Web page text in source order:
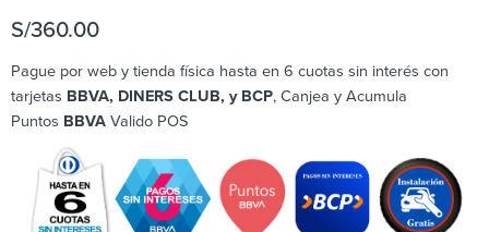
S/360.00
Pague por web y tienda física hasta en 6 cuotas sin interés con
tarjetas BBVA, DINERS CLUB, y BCP, Canjea y Acumula
Puntos BBVA Valido POS